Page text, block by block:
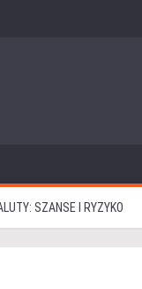
SZANSE I RYZYKO